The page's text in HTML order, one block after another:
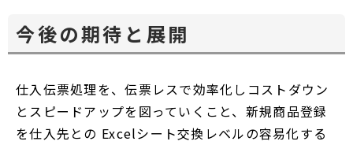
今後の期待と展開
仕入伝票処理を、伝票レスで効率化しコストダウン
とスピードアップを図っていくこと、新規商品登録
を仕入先との Excelシート交換レベルの容易化する